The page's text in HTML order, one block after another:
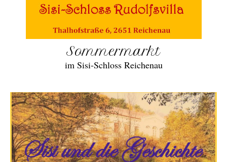
Sommermarkt
im Sisi-Schloss Reichenau